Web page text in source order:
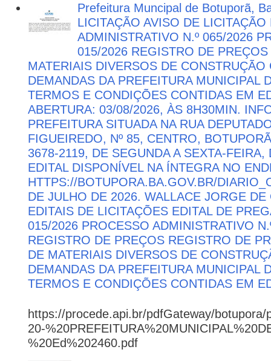
Prefeitura Muncipal de Botuporã,
LICITAÇÃO AVISO DE LICITAÇÃO
ADMINISTRATIVO N.º 065/2026
015/2026 REGISTRO DE
MATERIAIS DIVERSOS DE CONSTRUÇÃO
DEMANDAS DA PREFEITURA MUNICIPAL
TERMOS E CONDIÇÕES CONTIDAS EM
ABERTURA: 03/08/2026, ÀS 8H30MIN.
PREFEITURA SITUADA NA RUA
FIGUEIREDO, Nº 85, CENTRO,
3678-2119, DE SEGUNDA A SEXTA-
EDITAL DISPONÍVEL NA ÍNTEGRA NO
HTTPS://BOTUPORA.BA.GOV.BR/
DE JULHO DE 2026. WALLACE JORGE
EDITAIS DE LICITAÇÕES EDITAL DE
015/2026 PROCESSO ADMINISTRATIVO
REGISTRO DE PREÇOS REGISTRO DE
DE MATERIAIS DIVERSOS DE
DEMANDAS DA PREFEITURA MUNICIPAL
TERMOS E CONDIÇÕES CONTIDAS EM
https://procede.api.br/pdfGateway/
20-
%20Ed%202460.pdf